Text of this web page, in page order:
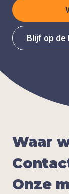
Blijf op de
Waar
Onze